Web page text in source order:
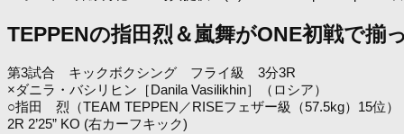
TEPPENの指田烈＆嵐舞がONE初戦で揃
第3試合 キックボクシング フライ級 3分3R
×ダニラ・バシリヒン［Danila Vasilikhin］（ロシア）
○指田 烈（TEAM TEPPEN／RISEフェザー級（57.5kg）15位）
2R 2’25” KO (右カーフキック)